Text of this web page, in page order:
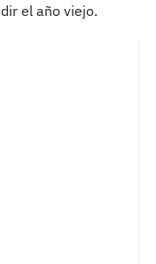
el año viejo.